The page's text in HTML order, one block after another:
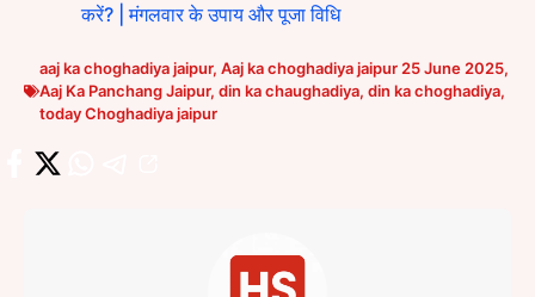
करें? | मंगलवार के उपाय और पूजा विधि
aaj ka choghadiya jaipur, Aaj ka choghadiya jaipur 25 June 2025,
Aaj Ka Panchang Jaipur, din ka chaughadiya, din ka choghadiya,
today Choghadiya jaipur